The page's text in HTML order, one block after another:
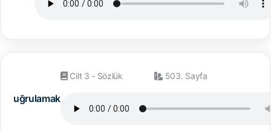
uğrulamak
Cilt 3 - Sözlük 503. Sayfa